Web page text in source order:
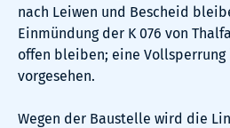
nach Leiwen und Bescheid
Einmündung der K 076 von
offen bleiben; eine
vorgesehen.
Wegen der Baustelle wird die